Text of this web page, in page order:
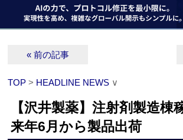
« 前の記事
TOP > HEADLINE NEWS ∨
【沢井製薬】注射剤製造棟
来年6月から製品出荷